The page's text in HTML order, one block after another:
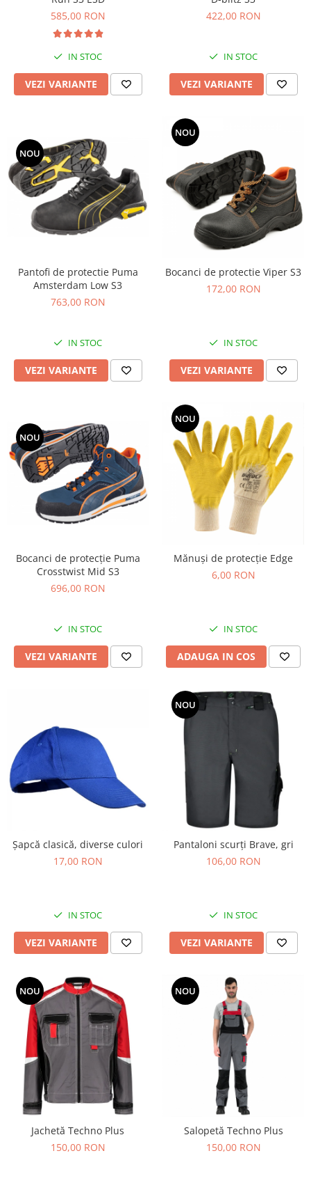
585,00 RON
IN STOC
VEZI VARIANTE
422,00 RON
IN STOC
VEZI VARIANTE
NOU
Pantofi de protectie Puma
Amsterdam Low S3
763,00 RON
IN STOC
VEZI VARIANTE
NOU
Bocanci de protectie Viper S3
172,00 RON
IN STOC
VEZI VARIANTE
NOU
Bocanci de protecție Puma
Crosstwist Mid S3
696,00 RON
IN STOC
VEZI VARIANTE
NOU
Mănuși de protecție Edge
6,00 RON
IN STOC
ADAUGA IN COS
Șapcă clasică, diverse culori
17,00 RON
IN STOC
VEZI VARIANTE
NOU
Pantaloni scurți Brave, gri
106,00 RON
IN STOC
VEZI VARIANTE
NOU
Jachetă Techno Plus
150,00 RON
NOU
Salopetă Techno Plus
150,00 RON